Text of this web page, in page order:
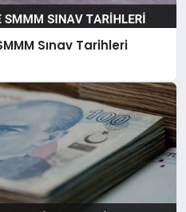
Sınav Tarihleri